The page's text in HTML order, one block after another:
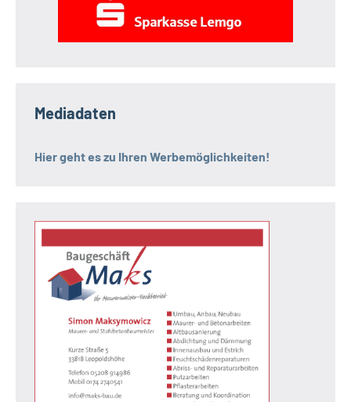
Mediadaten
Hier geht es zu Ihren Werbemöglichkeiten!